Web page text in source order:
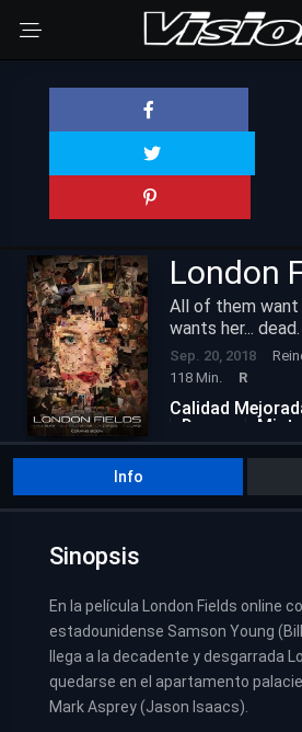
London
All of them want
wants her... dead.
Sep. 20, 2018
118 Min.
R
Calidad
Drama
Info
Sinopsis
En la película London Fields online
estadounidense Samson Young
llega a la decadente y desgarrada
quedarse en el apartamento
Mark Asprey (Jason Isaacs).